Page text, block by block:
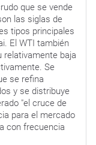
que se vende
las siglas de
tipos principales
El WTI también
relativamente baja
Se
se refina
y se distribuye
"el cruce de
para el mercado
con frecuencia